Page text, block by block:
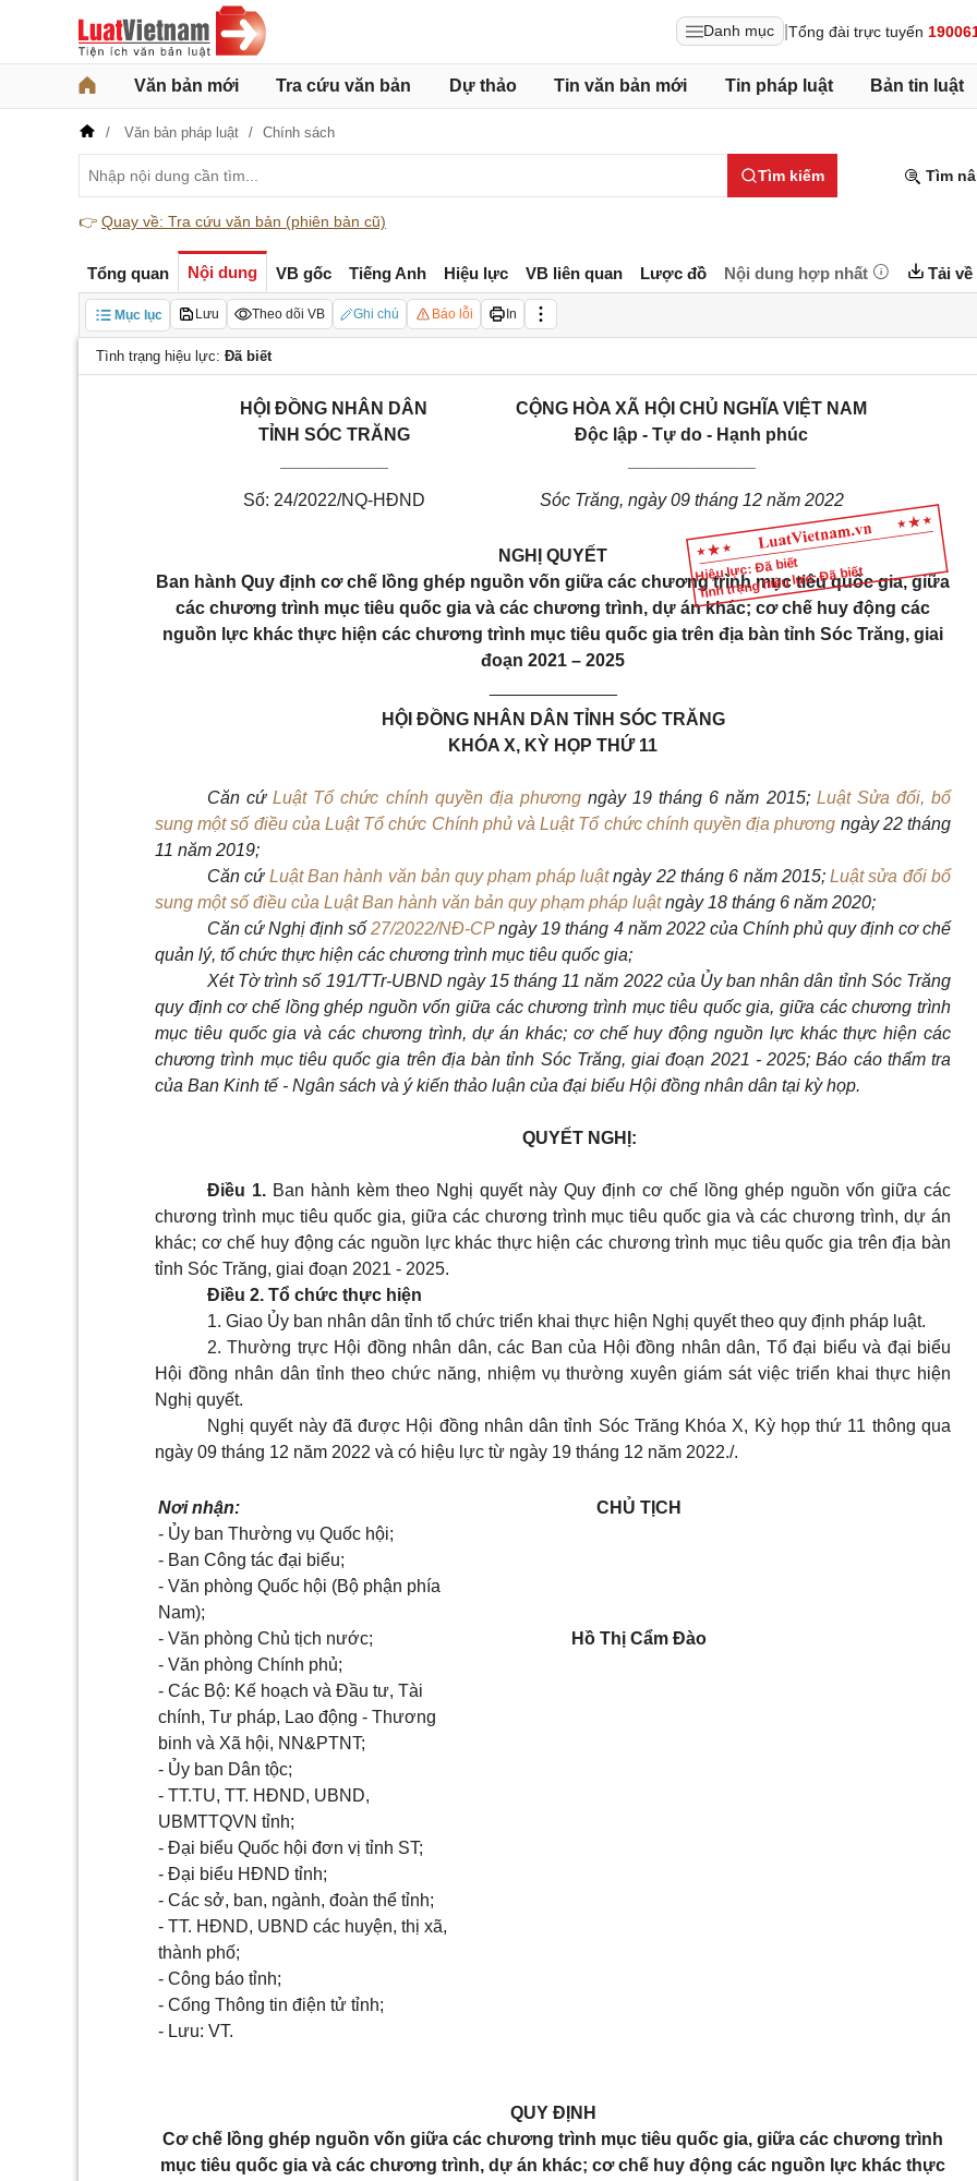
Danh mục Tổng đài trực tuyến
Văn bản mới Tra cứu văn bản Dự thảo Tin văn bản mới Tin pháp luật Bản tin luật
Văn bản pháp luật Chính sách
Tìm kiếm Tìm
👉 Quay về: Tra cứu văn bản (phiên bản cũ)
Tổng quan Nội dung VB gốc Tiếng Anh Hiệu lực VB liên quan Lược đồ Nội dung hợp nhất Tải về
Mục lục Lưu Theo dõi VB Ghi chú Báo lỗi In
Tình trạng hiệu lực: Đã biết
Hiệu lực: Đã biết
Tình trạng hiệu lực: Đã biết
HỘI ĐỒNG NHÂN DÂN
TỈNH SÓC TRĂNG
CỘNG HÒA XÃ HỘI CHỦ NGHĨA VIỆT NAM
Độc lập - Tự do - Hạnh phúc
Số: 24/2022/NQ-HĐND Sóc Trăng, ngày 09 tháng 12 năm 2022
NGHỊ QUYẾT
Ban hành Quy định cơ chế lồng ghép nguồn vốn giữa các chương trình mục tiêu quốc gia, giữa
các chương trình mục tiêu quốc gia và các chương trình, dự án khác; cơ chế huy động các
nguồn lực khác thực hiện các chương trình mục tiêu quốc gia trên địa bàn tỉnh Sóc Trăng, giai
đoạn 2021 – 2025
HỘI ĐỒNG NHÂN DÂN TỈNH SÓC TRĂNG
KHÓA X, KỲ HỌP THỨ 11
Căn cứLuật Tổ chức chính quyền địa phươngngày 19 tháng 6 năm 2015;Luật Sửa đổi, bổ
sung một số điều của Luật Tổ chức Chính phủ và Luật Tổ chức chính quyền địa phương ngày 22 tháng
11 năm 2019;
Căn cứ Luật Ban hành văn bản quy phạm pháp luậtngày 22 tháng 6 năm 2015;Luật sửa đổi bổ
sung một số điều của Luật Ban hành văn bản quy phạm pháp luậtngày 18 tháng 6 năm 2020;
Căn cứ Nghị định số27/2022/NĐ-CPngày 19 tháng 4 năm 2022 của Chính phủ quy định cơ chế
quản lý, tổ chức thực hiện các chương trình mục tiêu quốc gia;
Xét Tờ trình số 191/TTr-UBND ngày 15 tháng 11 năm 2022 của Ủy ban nhân dân tỉnh Sóc Trăng
quy định cơ chế lồng ghép nguồn vốn giữa các chương trình mục tiêu quốc gia, giữa các chương trình
mục tiêu quốc gia và các chương trình, dự án khác; cơ chế huy động nguồn lực khác thực hiện các
chương trình mục tiêu quốc gia trên địa bàn tỉnh Sóc Trăng, giai đoạn 2021 - 2025; Báo cáo thẩm tra
của Ban Kinh tế - Ngân sách và ý kiến thảo luận của đại biểu Hội đồng nhân dân tại kỳ họp.
QUYẾT NGHỊ:
Điều 1. Ban hành kèm theo Nghị quyết này Quy định cơ chế lồng ghép nguồn vốn giữa các
chương trình mục tiêu quốc gia, giữa các chương trình mục tiêu quốc gia và các chương trình, dự án
khác; cơ chế huy động các nguồn lực khác thực hiện các chương trình mục tiêu quốc gia trên địa bàn
tỉnh Sóc Trăng, giai đoạn 2021 - 2025.
Điều 2. Tổ chức thực hiện
1. Giao Ủy ban nhân dân tỉnh tổ chức triển khai thực hiện Nghị quyết theo quy định pháp luật.
2. Thường trực Hội đồng nhân dân, các Ban của Hội đồng nhân dân, Tổ đại biểu và đại biểu
Hội đồng nhân dân tỉnh theo chức năng, nhiệm vụ thường xuyên giám sát việc triển khai thực hiện
Nghị quyết.
Nghị quyết này đã được Hội đồng nhân dân tỉnh Sóc Trăng Khóa X, Kỳ họp thứ 11 thông qua
ngày 09 tháng 12 năm 2022 và có hiệu lực từ ngày 19 tháng 12 năm 2022./.
Nơi nhận:
- Ủy ban Thường vụ Quốc hội;
- Ban Công tác đại biểu;
- Văn phòng Quốc hội (Bộ phận phía
Nam);
- Văn phòng Chủ tịch nước;
- Văn phòng Chính phủ;
- Các Bộ: Kế hoạch và Đầu tư, Tài
chính, Tư pháp, Lao động - Thương
binh và Xã hội, NN&PTNT;
- Ủy ban Dân tộc;
- TT.TU, TT. HĐND, UBND,
UBMTTQVN tỉnh;
- Đại biểu Quốc hội đơn vị tỉnh ST;
- Đại biểu HĐND tỉnh;
- Các sở, ban, ngành, đoàn thể tỉnh;
- TT. HĐND, UBND các huyện, thị xã,
thành phố;
- Công báo tỉnh;
- Cổng Thông tin điện tử tỉnh;
- Lưu: VT.
CHỦ TỊCH
Hồ Thị Cẩm Đào
QUY ĐỊNH
Cơ chế lồng ghép nguồn vốn giữa các chương trình mục tiêu quốc gia, giữa các chương trình
mục tiêu quốc gia và các chương trình, dự án khác; cơ chế huy động các nguồn lực khác thực